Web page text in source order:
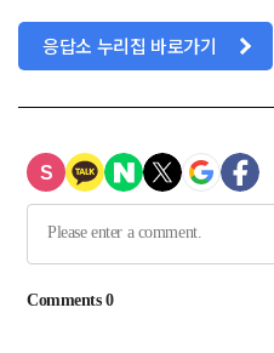
응답소 누리집 바로가기